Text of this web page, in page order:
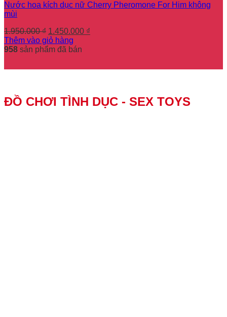
Nước hoa kích dục nữ Cherry Pheromone For Him không
mùi
1.950.000₫ Giá
gốc
là:
1.450.000 ₫
Thêm vào giỏ hàng
958 sản phẩm đã bán
ĐỒ CHƠI TÌNH DỤC - SEX TOYS